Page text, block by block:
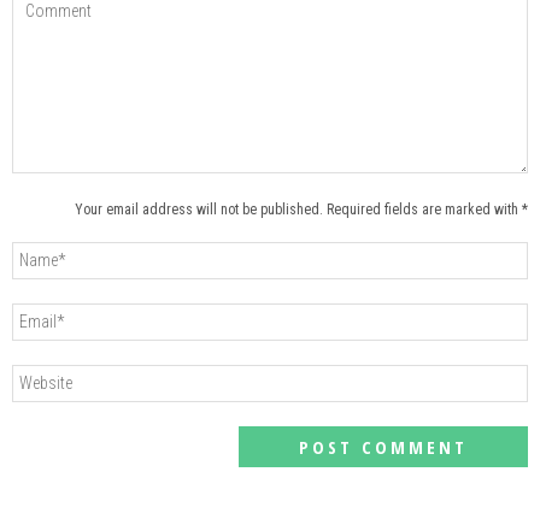
Your email address will not be published. Required fields are marked with *